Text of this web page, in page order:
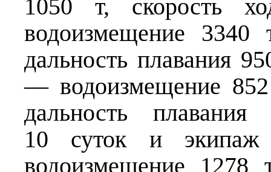
1050 т, скорость
водоизмещение 3340
дальность плавания
— водоизмещение 852
дальность
10 суток и
водоизмещение 1278